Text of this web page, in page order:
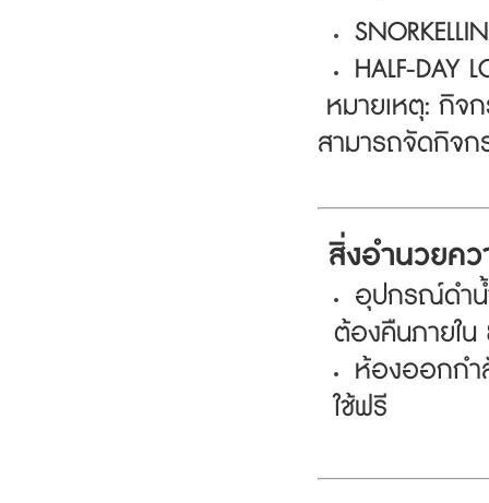
HALF-DAY
หมายเหตุ: กิจ
สามารถจัดกิจก
สิ่งอำนวยค
อุปกรณ์ดำน้
ต้องคืนภายใน
ห้องออกกำ
ใช้ฟรี